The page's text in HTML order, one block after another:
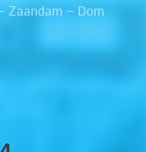
Zaandam – Dom